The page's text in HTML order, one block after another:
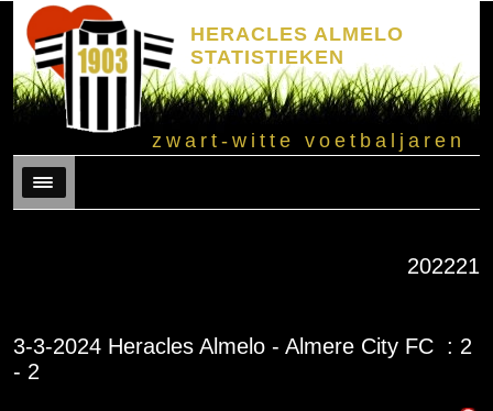
HERACLES ALMELO
STATISTIEKEN
zwart-witte voetbaljaren
Menu
202221
3-3-2024 Heracles Almelo - Almere City FC : 2
- 2